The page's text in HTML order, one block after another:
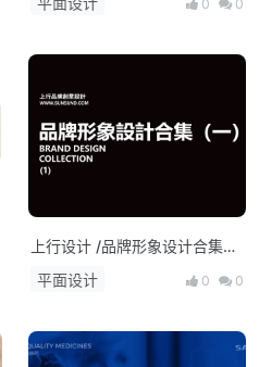
0 0
上行设计 /品牌形象设计合集
（一）
平面设计 0 0